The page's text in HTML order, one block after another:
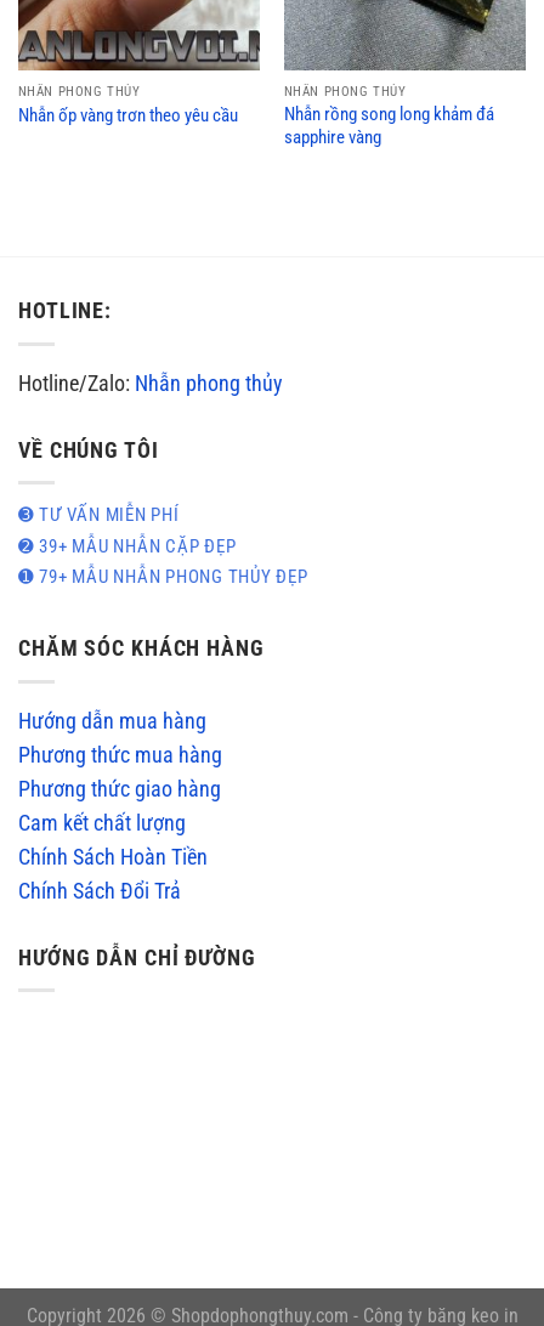
NHẪN PHONG THỦY
Nhẫn ốp vàng trơn theo yêu cầu
NHẪN PHONG THỦY
Nhẫn rồng song long khảm đá
sapphire vàng
HOTLINE:
Hotline/Zalo: Nhẫn phong thủy
VỀ CHÚNG TÔI
➌ TƯ VẤN MIỄN PHÍ
➋ 39+ MẪU NHẪN CẶP ĐẸP
➊ 79+ MẪU NHẪN PHONG THỦY ĐẸP
CHĂM SÓC KHÁCH HÀNG
Hướng dẫn mua hàng
Phương thức mua hàng
Phương thức giao hàng
Cam kết chất lượng
Chính Sách Hoàn Tiền
Chính Sách Đổi Trả
HƯỚNG DẪN CHỈ ĐƯỜNG
embedgooglemap.net
Copyright 2026 © Shopdophongthuy.com - Công ty băng keo in